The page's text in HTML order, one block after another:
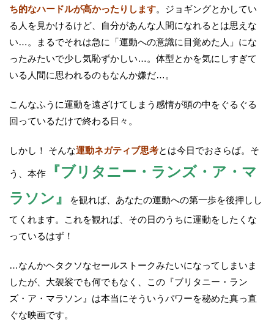
ち的なハードルが高かったりします。ジョギングとかしてい
る人を見かけるけど、自分があんな人間になれるとは思えな
い…。まるでそれは急に「運動への意識に目覚めた人」にな
ったみたいで少し気恥ずかしい…。体型とかを気にしすぎて
いる人間に思われるのもなんか嫌だ…。
こんなふうに運動を遠ざけてしまう感情が頭の中をぐるぐる
回っているだけで終わる日々。
しかし！ そんな運動ネガティブ思考とは今日でおさらば。そ
う、本作
『ブリタニー・ランズ・ア・マ
ラソン』
を観れば、あなたの運動への第一歩を後押しし
てくれます。これを観れば、その日のうちに運動をしたくな
っているはず！
…なんかヘタクソなセールストークみたいになってしまいま
したが、大袈裟でも何でもなく、この『ブリタニー・ラン
ズ・ア・マラソン』は本当にそういうパワーを秘めた真っ直
ぐな映画です。